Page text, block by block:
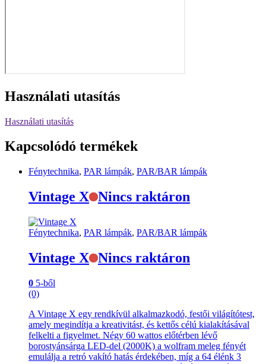
Használati utasítás
Használati utasítás
Kapcsolódó termékek
Fénytechnika, PAR lámpák, PAR/BAR lámpák
Vintage X Nincs raktáron
Fénytechnika, PAR lámpák, PAR/BAR lámpák
Vintage X Nincs raktáron
0 5-ből
(0)
A Vintage X egy rendkívül alkalmazkodó, festői világítótest,
amely megindítja a kreativitást, és kettős célú kialakításával
felkelti a figyelmet. Négy 60 wattos előtérben lévő
borostyánsárga LED-del (2000K) a wolfram meleg fényét
emulálja a retró vakító hatás érdekében, míg a 64 élénk 3